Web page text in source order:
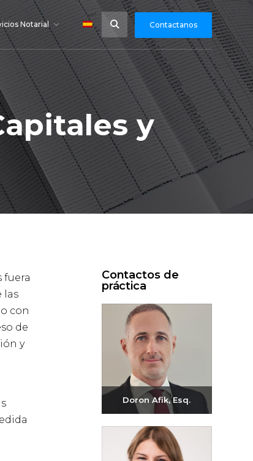
Notarial Contactanos
y
fuera
las
con
de
y
Contactos de
práctica
Doron Afik, Esq.
Enviar correo
electrónico
+972-3-6093609